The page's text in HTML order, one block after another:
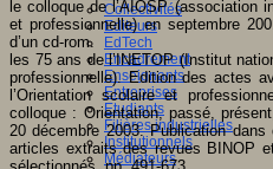
Collectivités
Editeurs
EdTech
Encadrement
Enseignants
Entreprises
Etudiants
Filières industrielles
Institutionnels
Médiateurs
le colloque de l’AIOSP (association
et professionnelle) en septembre
d’un cd-rom.
les 75 ans de l’INETOP (Institut
professionnelle). Edition des actes
l’Orientation scolaire et
colloque : Orientation, passé,
20 décembre 2003. Publication
articles extraits des revues BINOP